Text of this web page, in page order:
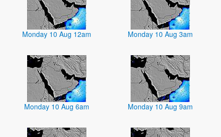
Monday 10 Aug 12am Monday 10 Aug 3am
Monday 10 Aug 6am Monday 10 Aug 9am